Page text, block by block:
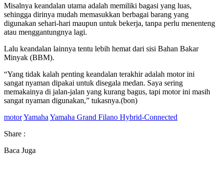
Misalnya keandalan utama adalah memiliki bagasi yang luas,
sehingga dirinya mudah memasukkan berbagai barang yang
digunakan sehari-hari maupun untuk bekerja, tanpa perlu menenteng
atau menggantungnya lagi.
Lalu keandalan lainnya tentu lebih hemat dari sisi Bahan Bakar
Minyak (BBM).
“Yang tidak kalah penting keandalan terakhir adalah motor ini
sangat nyaman dipakai untuk disegala medan. Saya sering
memakainya di jalan-jalan yang kurang bagus, tapi motor ini masih
sangat nyaman digunakan,” tukasnya.(bon)
motorYamaha Yamaha Grand Filano Hybrid-Connected
Share :
Baca Juga